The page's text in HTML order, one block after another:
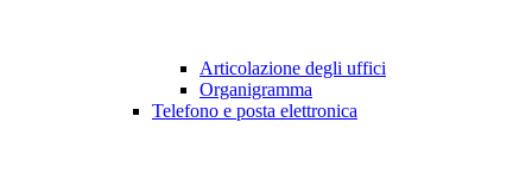
Articolazione degli uffici
Organigramma
Telefono e posta elettronica